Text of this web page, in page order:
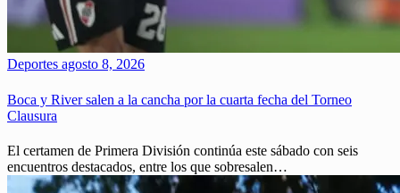
Deportes agosto 8, 2026
Boca y River salen a la cancha por la cuarta fecha del Torneo
Clausura
El certamen de Primera División continúa este sábado con seis
encuentros destacados, entre los que sobresalen…